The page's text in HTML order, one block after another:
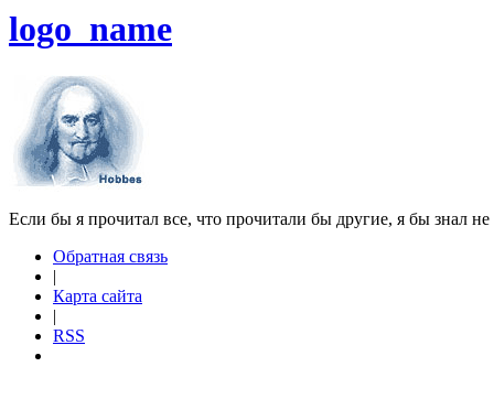
logo_name
Если бы я прочитал все, что прочитали бы другие, я бы знал
Обратная связь
|
Карта сайта
|
RSS